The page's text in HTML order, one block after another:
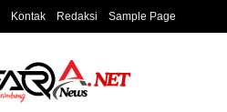
Kontak Redaksi Sample Page